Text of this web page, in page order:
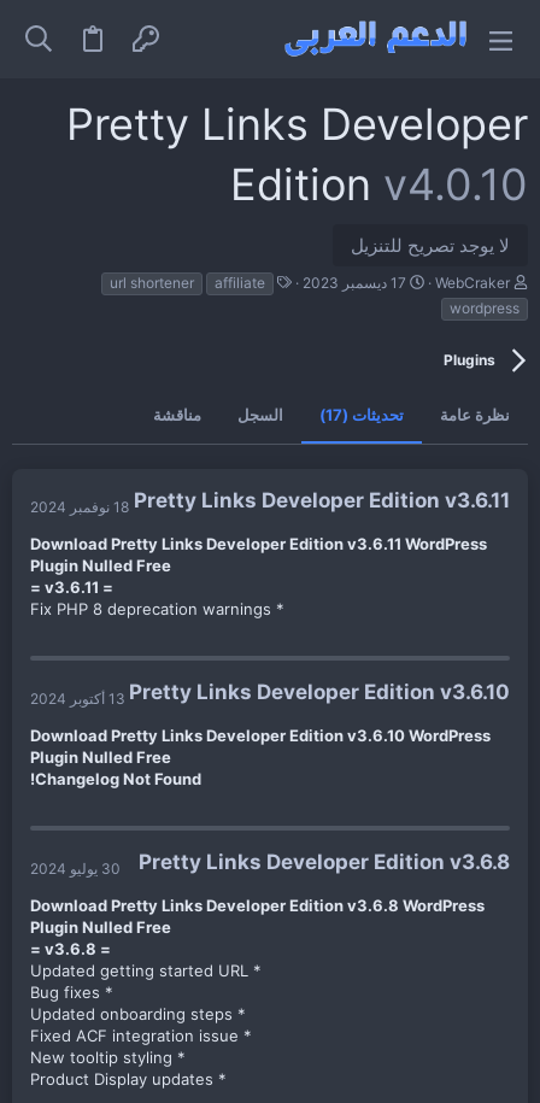
Pretty Links Developer
Edition v4.0.10
لا يوجد تصريح للتنزيل
ا
ل
ك
WebCraker
ت
إ
ء
17 ديسمبر 2023
ل
affiliate
url shortener
wordpress
Plugins
نظرة عامة تحديثات (17) السجل مناقشة
Pretty Links Developer Edition v3.6.11 18 نوفمبر 2024
Download Pretty Links Developer Edition v3.6.11 WordPress
Plugin Nulled Free
= v3.6.11 =
* Fix PHP 8 deprecation warnings​
Pretty Links Developer Edition v3.6.10 13 أكتوبر 2024
Download Pretty Links Developer Edition v3.6.10 WordPress
Plugin Nulled Free
Changelog Not Found!
Pretty Links Developer Edition v3.6.8 30 يوليو 2024
Download Pretty Links Developer Edition v3.6.8 WordPress
Plugin Nulled Free
= v3.6.8 =
* Updated getting started URL
* Bug fixes
* Updated onboarding steps
* Fixed ACF integration issue
* New tooltip styling
* Product Display updates​